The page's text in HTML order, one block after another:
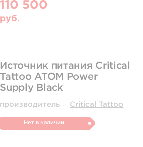
110 500
руб.
Источник питания Critical
Tattoo ATOM Power
Supply Black
производитель Critical Tattoo
Нет в наличии